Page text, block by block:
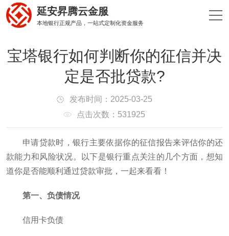
延安昇腾云金服
本地银行正规产品，一站式定制化资金服务
宝塔银行如何判断你的征信并决
定是否批贷款?
发布时间：2025-03-25
点击次数：531925
申请贷款时，银行主要依据你的征信报告来评估你的还
款能力和风险状况。以下是银行重点关注的几个方面，想知
道你是否能顺利通过贷款审批，一起来看看！
第一、负债情况
信用卡负债